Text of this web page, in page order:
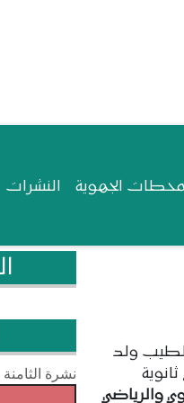
الجهوية النشرات
ولد
والرياضي
نشرة الثامنة مساء /